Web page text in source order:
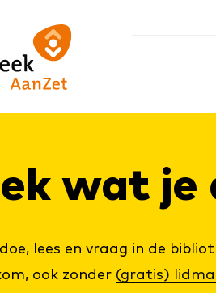
wat je
lees en vraag in de
ook zonder (gratis)